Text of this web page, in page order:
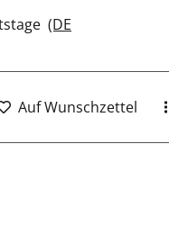
(DE
Auf Wunschzettel